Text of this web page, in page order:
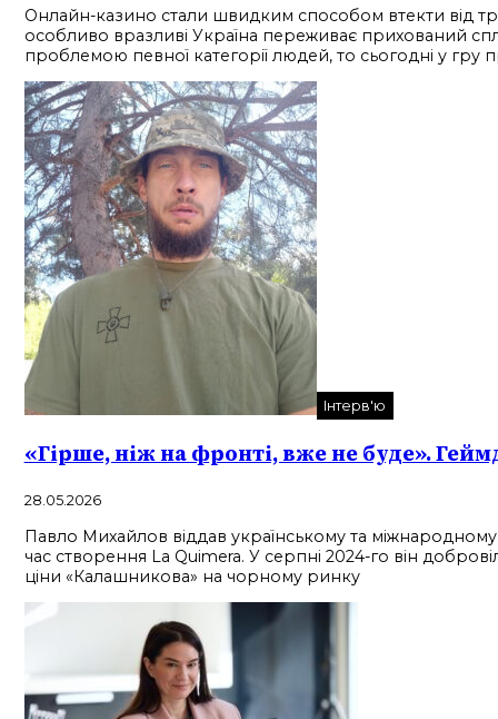
Онлайн-казино стали швидким способом втекти від
особливо вразливі Україна переживає прихований
проблемою певної категорії людей, то сьогодні у гру
Інтерв'ю
«Гірше, ніж на фронті, вже не буде».
28.05.2026
Павло Михайлов віддав українському та
час створення La Quimera. У серпні 2024-го він
ціни «Калашникова» на чорному ринку